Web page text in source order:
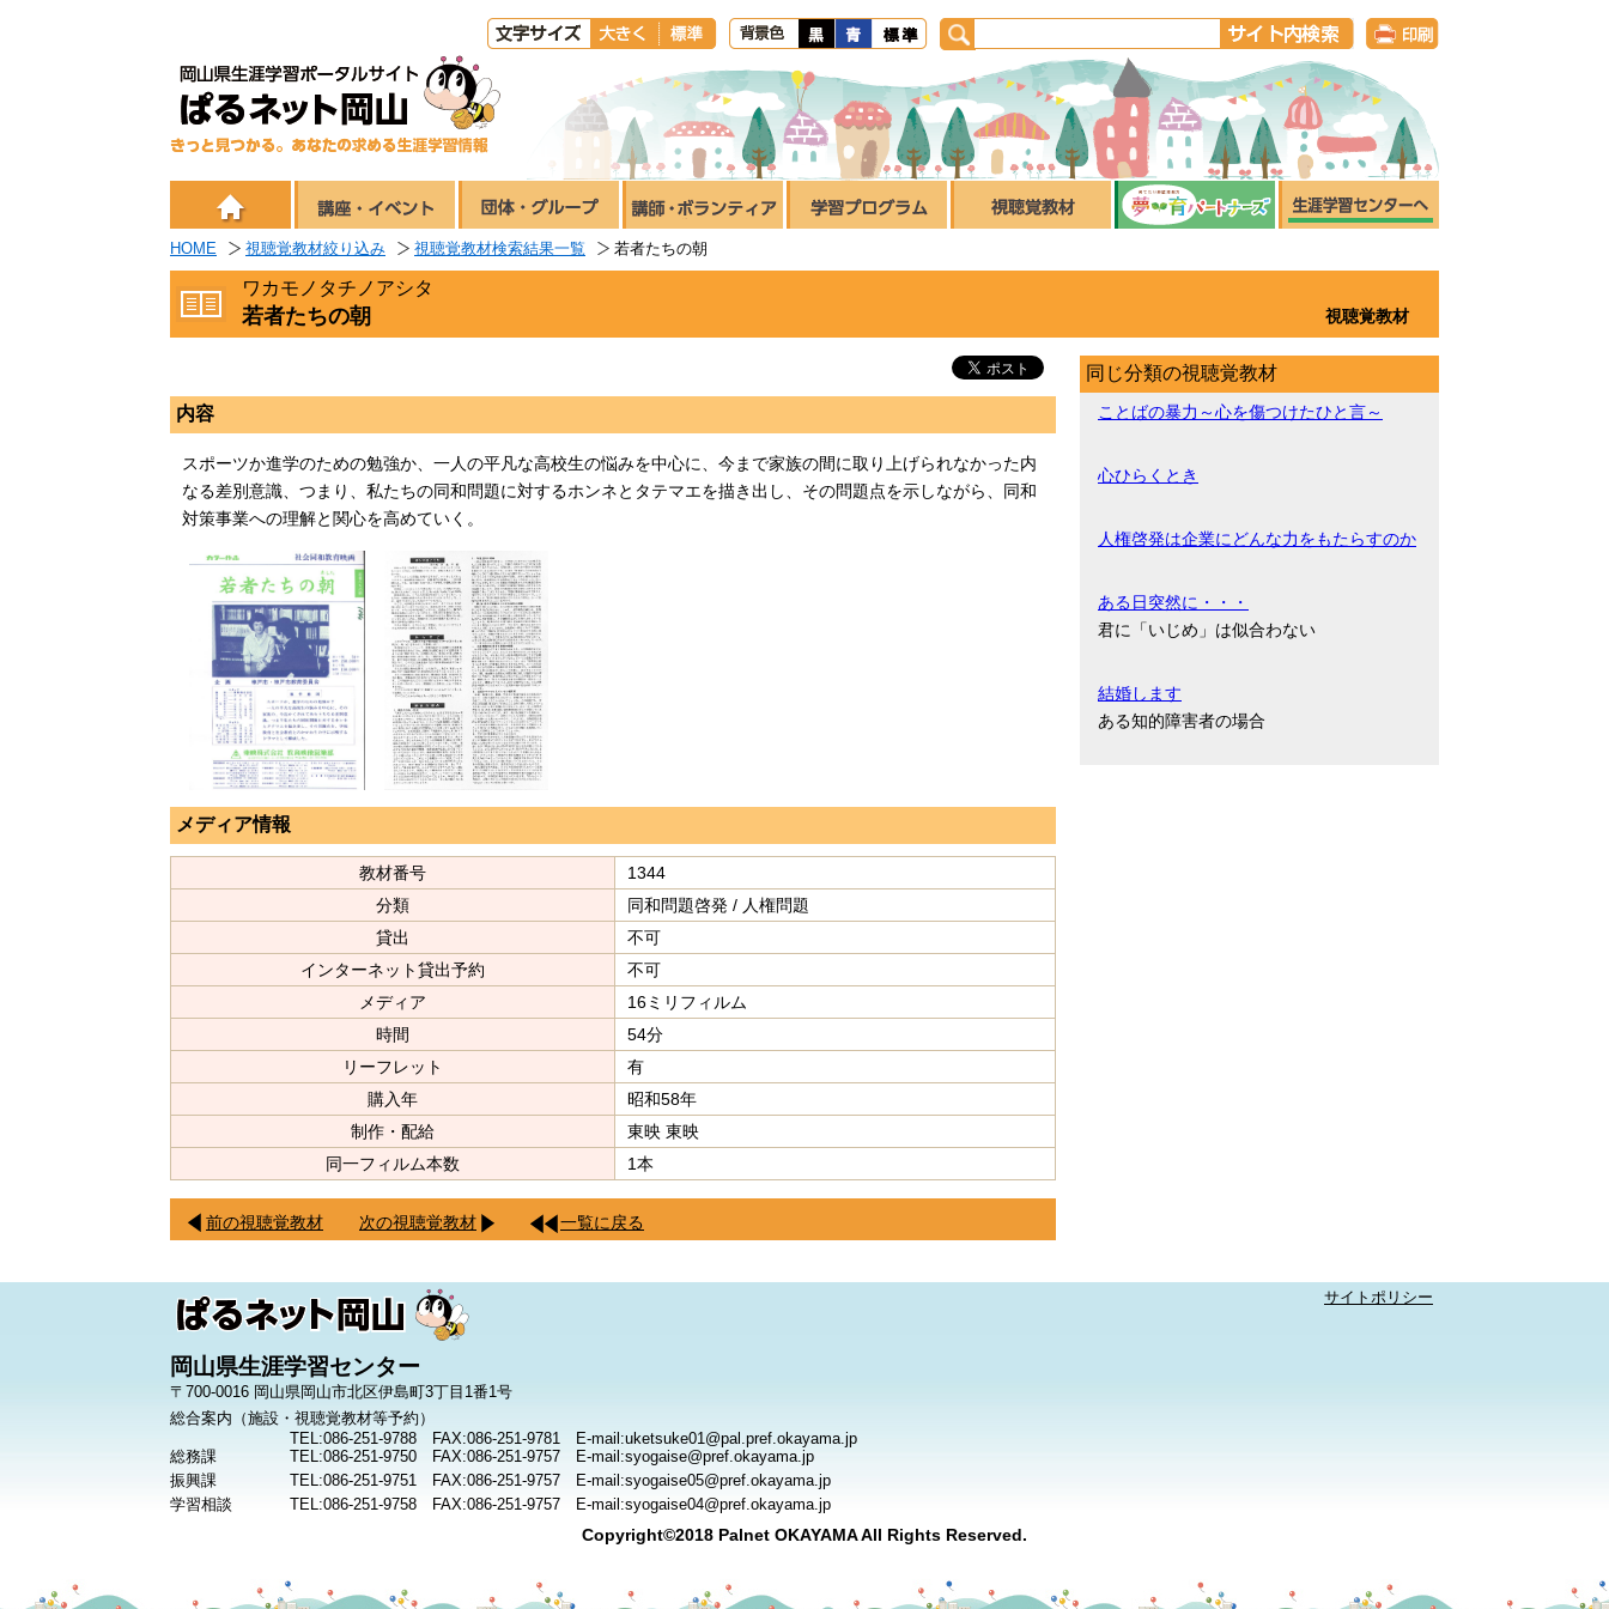
HOME 視聴覚教材絞り込み 視聴覚教材検索結果一覧 若者たちの朝
ワカモノタチノアシタ
若者たちの朝 視聴覚教材
内容
スポーツか進学のための勉強か、一人の平凡な高校生の悩みを中心に、今まで家族の間に取り上げられなかった内
なる差別意識、つまり、私たちの同和問題に対するホンネとタテマエを描き出し、その問題点を示しながら、同和
対策事業への理解と関心を高めていく。
メディア情報
教材番号
1344
分類
同和問題啓発 / 人権問題
貸出
不可
インターネット貸出予約
不可
メディア
16ミリフィルム
時間
54分
リーフレット
有
購入年
昭和58年
制作・配給
東映 東映
同一フィルム本数
1本
前の視聴覚教材 次の視聴覚教材 一覧に戻る
同じ分類の視聴覚教材
ことばの暴力～心を傷つけたひと言～
心ひらくとき
人権啓発は企業にどんな力をもたらすのか
ある日突然に・・・
君に「いじめ」は似合わない
結婚します
ある知的障害者の場合
サイトポリシー
岡山県生涯学習センター
〒700-0016 岡山県岡山市北区伊島町3丁目1番1号
総合案内（施設・視聴覚教材等予約）
TEL:086-251-9788 FAX:086-251-9781 E-mail:uketsuke01@pal.pref.okayama.jp
総務課
TEL:086-251-9750 FAX:086-251-9757 E-mail:syogaise@pref.okayama.jp
振興課
TEL:086-251-9751 FAX:086-251-9757 E-mail:syogaise05@pref.okayama.jp
学習相談
TEL:086-251-9758 FAX:086-251-9757 E-mail:syogaise04@pref.okayama.jp
Copyright©2018 Palnet OKAYAMA All Rights Reserved.